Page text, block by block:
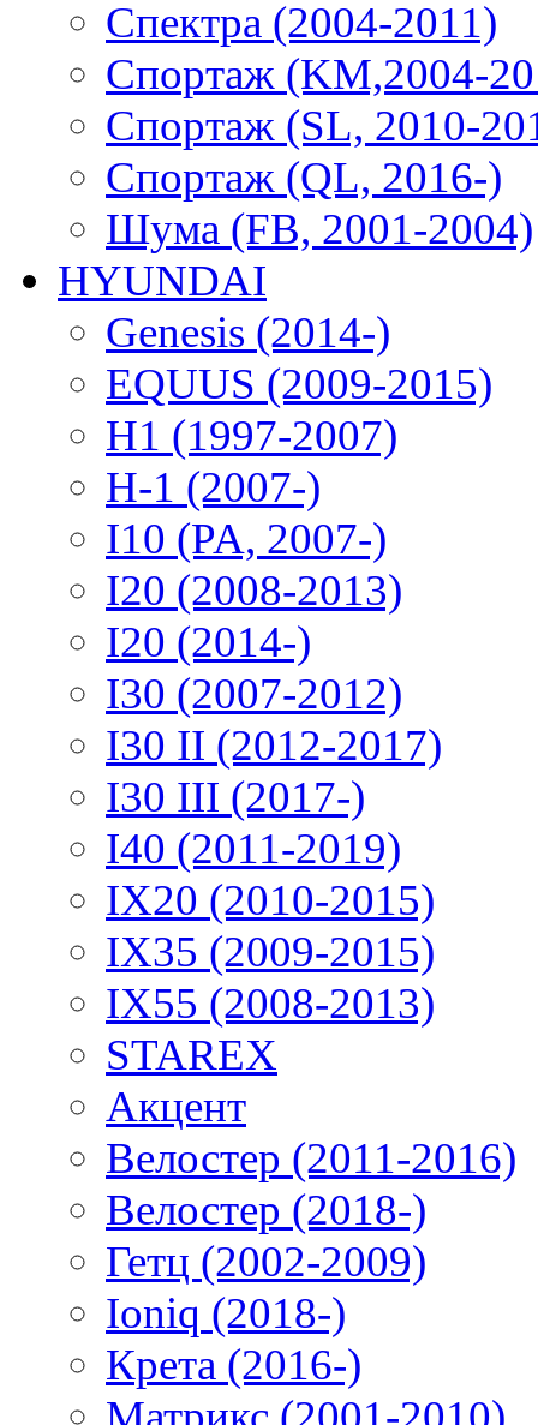
Спектра (2004-2011)
Спортаж (KM,2004-
Спортаж (SL, 2010-
Спортаж (QL, 2016-)
Шума (FB, 2001-2004)
HYUNDAI
Genesis (2014-)
EQUUS (2009-2015)
H1 (1997-2007)
H-1 (2007-)
I10 (PA, 2007-)
I20 (2008-2013)
I20 (2014-)
I30 (2007-2012)
I30 II (2012-2017)
I30 III (2017-)
I40 (2011-2019)
IX20 (2010-2015)
IX35 (2009-2015)
IX55 (2008-2013)
STAREX
Акцент
Велостер (2011-2016)
Велостер (2018-)
Гетц (2002-2009)
Ioniq (2018-)
Крета (2016-)